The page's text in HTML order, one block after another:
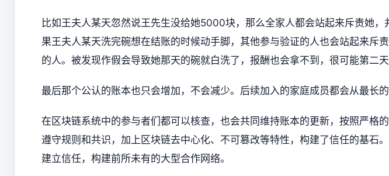
比如王夫人某天忽然说王先生没给她5000块，那么全家人都会站起来斥责她，
果王夫人某天洗完碗想在结账的时候动手脚，其他参与验证的人也会站起来斥
的人。被发现作假会导致她那天的碗就白洗了，报酬也会拿不到，很可能第二天
最后那个公认的账本也只会增加，不会减少。后续加入的家庭成员都会从最长
在区块链系统中的参与者们都可以核查，也会共同维持账本的更新，按照严格
遵守规则和共识，加上区块链去中心化、不可篡改等特性，构建了信任的基石
建立信任，构建前所未有的大型合作网络。